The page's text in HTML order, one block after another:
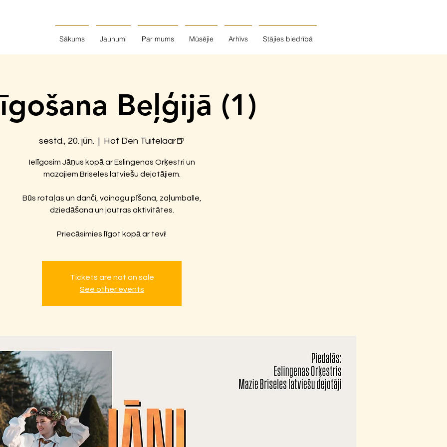
Sākums Jaunumi Par mums Mūsējie Arhīvs Stājies biedrībā
Beļģijā (1)
sestd., 20. jūn.
  |
Hof Den Tuitelaar🍺
Ielīgosim Jāņus kopā ar Eslingenas Orķestri un
mazajiem Briseles latviešu dejotājiem.
Būs rotaļas un danči, vainagu pīšana, zaļumballe,
dziedāšana un jautras aktivitātes.
Priecāsimies līgot kopā ar tevi!
Tickets are not on sale
See other events